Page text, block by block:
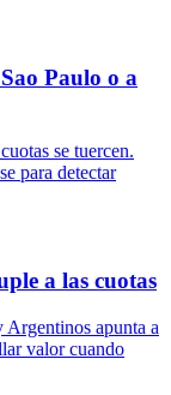
Paulo o a
se tuercen.
para detectar
a las cuotas
Argentinos apunta a
valor cuando